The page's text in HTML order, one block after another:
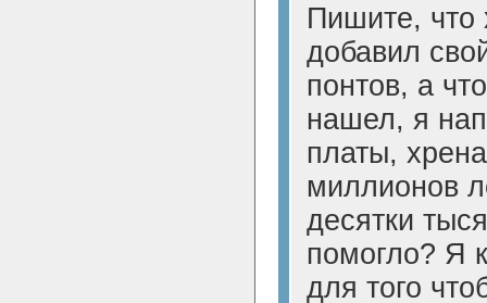
Пишите, что
добавил
понтов, а
нашел, я
платы,
миллионов
десятки
помогло? Я
для того